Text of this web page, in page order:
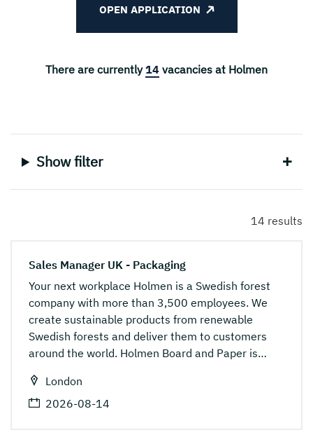
OPEN APPLICATION
There are currently14 vacancies at Holmen
Show filter
14 results
Sales Manager UK - Packaging
Your next workplace Holmen is a Swedish forest
company with more than 3,500 employees. We
create sustainable products from renewable
Swedish forests and deliver them to customers
around the world. Holmen Board and Paper is…
London
2026-08-14